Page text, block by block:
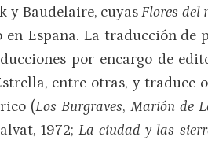
y Baudelaire, cuyasFlores del
España. La traducción
por encargo de
entre otras, y traduce
(Los Burgraves, Marión de
1972; La ciudad y las